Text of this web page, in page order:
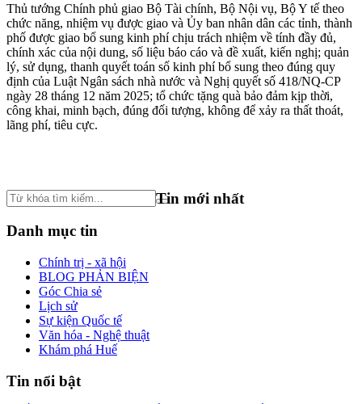
Thủ tướng Chính phủ giao Bộ Tài chính, Bộ Nội vụ, Bộ Y tế theo
chức năng, nhiệm vụ được giao và Ủy ban nhân dân các tỉnh, thành
phố được giao bổ sung kinh phí chịu trách nhiệm về tính đầy đủ,
chính xác của nội dung, số liệu báo cáo và đề xuất, kiến nghị; quản
lý, sử dụng, thanh quyết toán số kinh phí bổ sung theo đúng quy
định của Luật Ngân sách nhà nước và Nghị quyết số 418/NQ-CP
ngày 28 tháng 12 năm 2025; tổ chức tặng quà bảo đảm kịp thời,
công khai, minh bạch, đúng đối tượng, không để xảy ra thất thoát,
lãng phí, tiêu cực.
Tin mới nhất
Danh mục tin
Chính trị - xã hội
BLOG PHẢN BIỆN
Góc Chia sẻ
Lịch sử
Sự kiện Quốc tế
Văn hóa - Nghệ thuật
Khám phá Huế
Tin nổi bật